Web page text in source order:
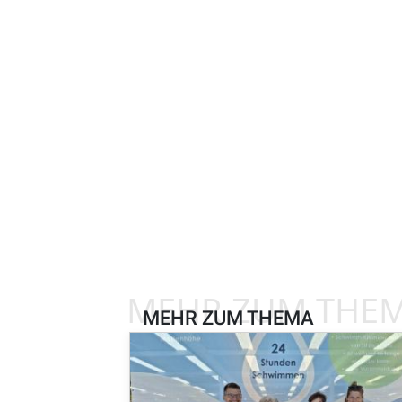
MEHR ZUM THEMA
MEHR ZUM